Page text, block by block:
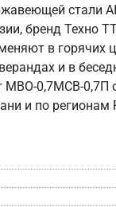
стали
бренд Техно
в горячих
и в
МВО-0,7МСВ-0,7П
и по регионам